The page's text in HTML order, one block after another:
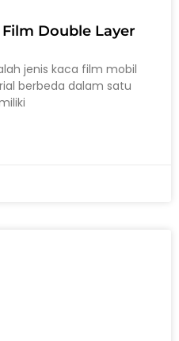
Double Layer
jenis kaca film mobil
berbeda dalam satu